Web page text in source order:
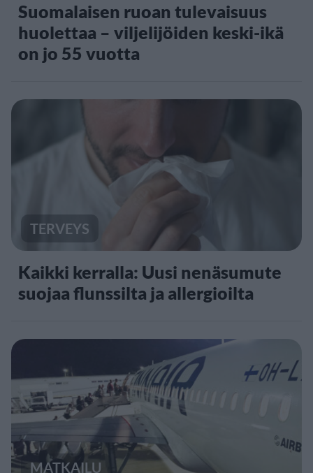
Suomalaisen ruoan tulevaisuus
huolettaa – viljelijöiden keski-ikä
on jo 55 vuotta
TERVEYS
Kaikki kerralla: Uusi nenäsumute
suojaa flunssilta ja allergioilta
MATKAILU